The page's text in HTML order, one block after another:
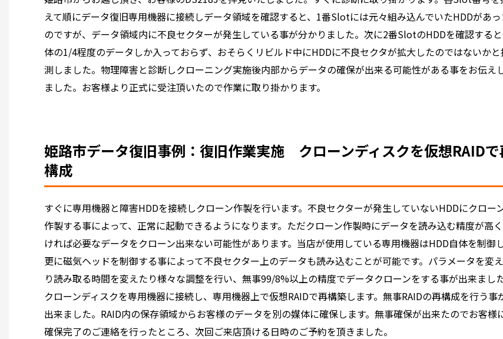
えて順にデータ復旧専用機器に接続しデータ領域を確認すると、1番Slotには元々組み込んでいたHDDがあ
のですが、データ領域内に不良セクターが発生している事が分かりました。次に2番SlotのHDDを確認する
体の1/4程度のデータしか入っておらず、おそらくリビルド中にHDDに不良セクタが拡大したのではないか
測しました。物理障害と診断しクローニング実施後内部からデータの確保が出来る可能性がある事をお伝え
ました。お客様より正式に受注頂いたので作業に取り掛かります。
姫路市データ復旧事例：復旧作業実施 クローンディスクを仮想RAIDで
構成
すぐに専用機器と障害HDDを接続しクローン作製を行います。不良セクターが発生していないHDDにクロー
作製する事によって、正常に起動できるようになります。ただクローン作製時にデータを読み込む精度が高
ければ必要なデータをクローン出来ない可能性があります。当店が使用している専用機器はHDD自体を制御し
更に磁気ヘッドを制御する事によって不良セクター上のデータも読み込むことが可能です。パラメータを変
り読み取る時間を変えたり様々な調整を行い、無事99/8%以上の精度でデータクローンをする事が出来ました
クローンディスクを専用機器に接続し、専用機器上で仮想RAIDで再構築します。無事RAIDの再構成を行う事
出来ました。RAID内の保存領域からお客様のデータを別の媒体に確保します。無事確保が出来たのでお客様
確保完了のご連絡を行ったところ、次回ご来店頂ける日時のご予約を頂きました。